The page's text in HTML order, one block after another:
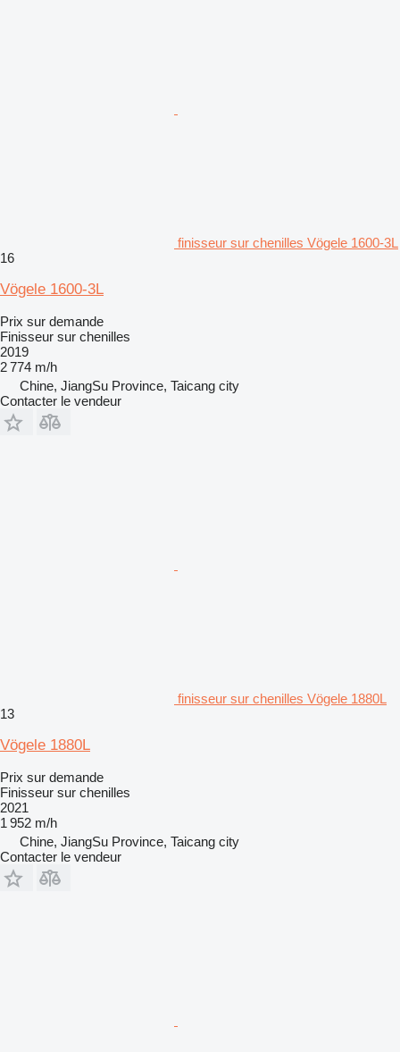
finisseur sur chenilles Vögele 1600-3L
16
Vögele 1600-3L
Prix sur demande
Finisseur sur chenilles
2019
2 774 m/h
Chine, JiangSu Province, Taicang city
Contacter le vendeur
finisseur sur chenilles Vögele 1880L
13
Vögele 1880L
Prix sur demande
Finisseur sur chenilles
2021
1 952 m/h
Chine, JiangSu Province, Taicang city
Contacter le vendeur